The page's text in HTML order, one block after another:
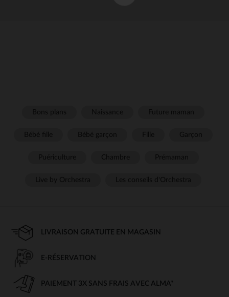
LIVRAISON GRATUITE EN MAGASIN
E-RÉSERVATION
PAIEMENT 3X SANS FRAIS AVEC ALMA*